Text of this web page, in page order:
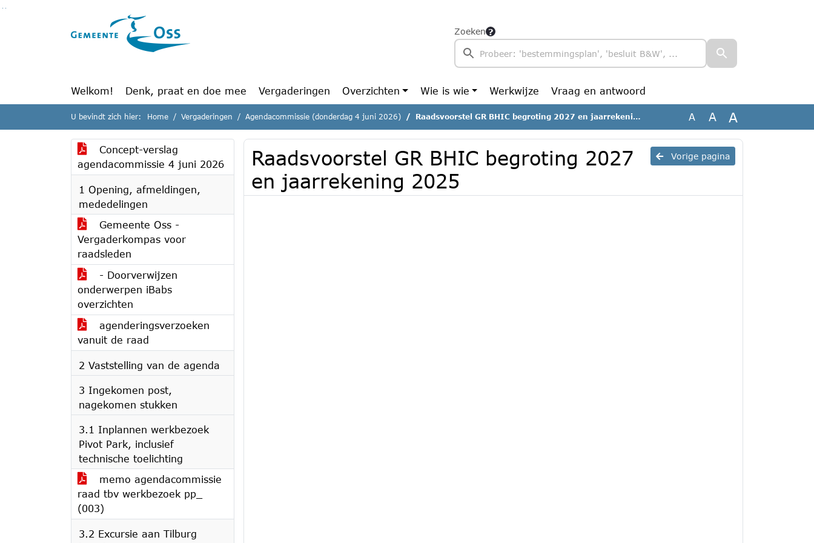
Ga naar de inhoud van deze pagina
Zoeken
Welkom! Denk, praat en doe mee Vergaderingen Overzichten Wie is wie Werkwijze Vraag en antwoord
U bevindt zich hier: Home Vergaderingen Agendacommissie (donderdag 4 juni 2026) Raadsvoorstel GR BHIC begroting 2027 en jaarrekening 2025 A A A
Concept-verslag
agendacommissie 4 juni 2026
1 Opening, afmeldingen,
mededelingen
Gemeente Oss -
Vergaderkompas voor
raadsleden
- Doorverwijzen
onderwerpen iBabs
overzichten
agenderingsverzoeken
vanuit de raad
2 Vaststelling van de agenda
3 Ingekomen post,
nagekomen stukken
3.1 Inplannen werkbezoek
Pivot Park, inclusief
technische toelichting
memo agendacommissie
raad tbv werkbezoek pp_
(003)
3.2 Excursie aan Tilburg
Vorige pagina
Raadsvoorstel GR BHIC begroting 2027
en jaarrekening 2025